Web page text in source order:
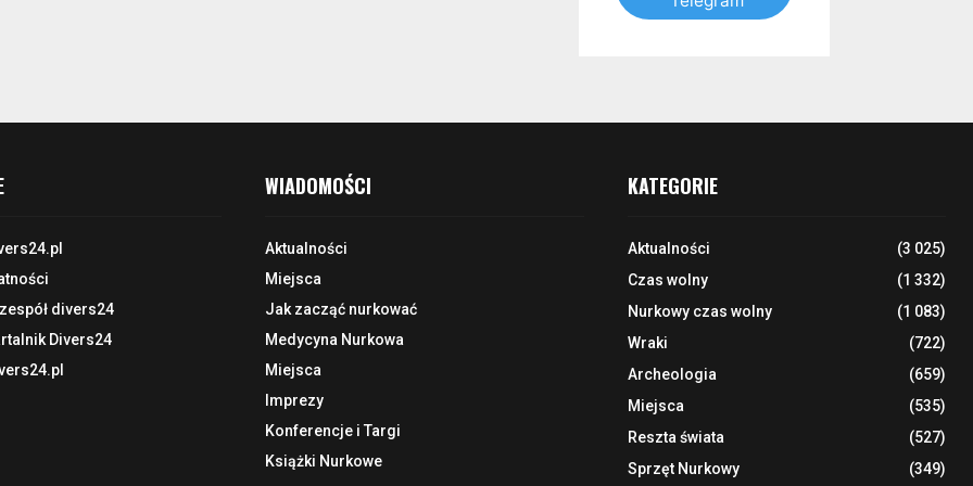
divers24
Divers24
WIADOMOŚCI
Aktualności
Miejsca
Jak zacząć nurkować
Medycyna Nurkowa
Miejsca
Imprezy
Konferencje i Targi
Książki Nurkowe
KATEGORIE
Aktualności
(3 025)
Czas wolny
(1 332)
Nurkowy czas wolny
(1 083)
Wraki
(722)
Archeologia
(659)
Miejsca
(535)
Reszta świata
(527)
Sprzęt Nurkowy
(349)